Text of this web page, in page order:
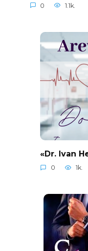
0 1.1k.
«Dr. Ivan
0 1k.